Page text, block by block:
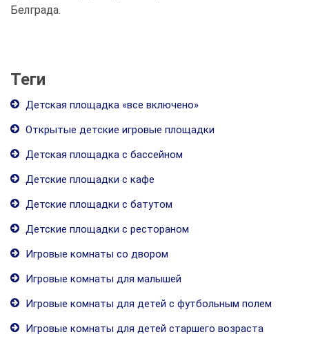
Белграда.
Теги
Детская площадка «все включено»
Открытые детские игровые площадки
Детская площадка с бассейном
Детские площадки с кафе
Детские площадки с батутом
Детские площадки с рестораном
Игровые комнаты со двором
Игровые комнаты для малышей
Игровые комнаты для детей с футбольным полем
Игровые комнаты для детей старшего возраста